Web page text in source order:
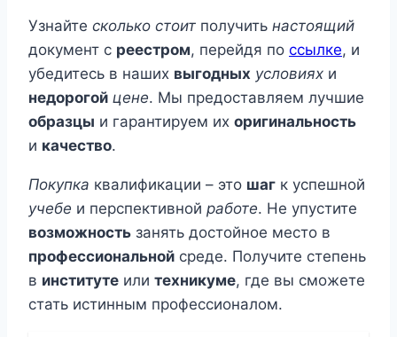
Узнайте сколько стоит получить настоящий
документ с реестром, перейдя по ссылке, и
убедитесь в наших выгодных условиях и
недорогой цене. Мы предоставляем лучшие
образцы и гарантируем их оригинальность
и качество.
Покупка квалификации – это шаг к успешной
учебе и перспективной работе. Не упустите
возможность занять достойное место в
профессиональной среде. Получите степень
в институте или техникуме, где вы сможете
стать истинным профессионалом.